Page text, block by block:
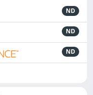
ND
ND
ND